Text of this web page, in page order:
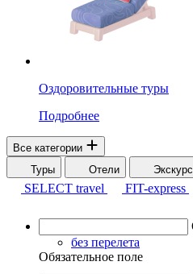
Оздоровительные туры
Подробнее
Все категории
Туры
Отели
SELECT travel
FIT-express
без перелета
Обязательное поле